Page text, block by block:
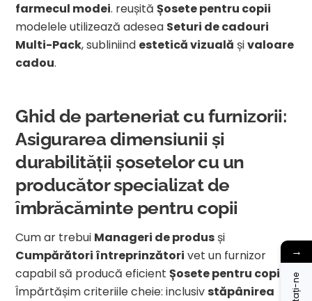
farmecul modei. reușităȘosete pentru copii
modelele utilizează adesea Seturi de cadouri
Multi-Pack, subliniind estetică vizuală șivaloare
cadou.
Ghid de parteneriat cu furnizorii:
Asigurarea dimensiunii și
durabilității șosetelor cu un
producător specializat de
îmbrăcăminte pentru copii
Cum ar trebui Manageri de produs și
Cumpărători întreprinzători vet un furnizor
capabil să producă eficientȘosete pentru copii
Împărtășim criteriile cheie: inclusiv stăpânirea
→